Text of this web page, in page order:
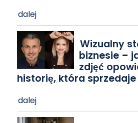
dalej
Wizualny
biznesie –
zdjęć
historię, która sprzedaje
dalej